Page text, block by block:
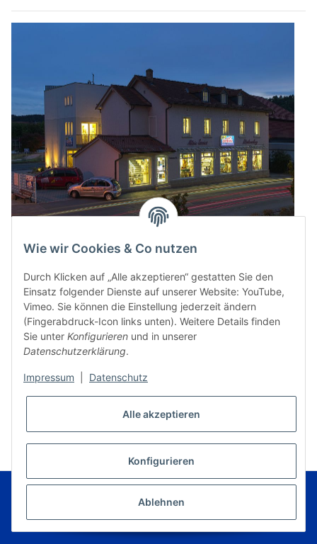
Wie wir Cookies & Co nutzen
Durch Klicken auf „Alle akzeptieren“ gestatten Sie den
Einsatz folgender Dienste auf unserer Website: YouTube,
Vimeo. Sie können die Einstellung jederzeit ändern
(Fingerabdruck-Icon links unten). Weitere Details finden
Sie unter Konfigurieren und in unserer
Datenschutzerklärung.
Impressum Datenschutz
Alle akzeptieren
Konfigurieren
Ablehnen
* Alle Preise inkl. gesetzlicher USt., zzgl.
VERTRAG WIDERRUFEN
© Music Service Geiger e.K. - Kronach - Germany
JTL-Shop|FIRE JTL-Shop Template